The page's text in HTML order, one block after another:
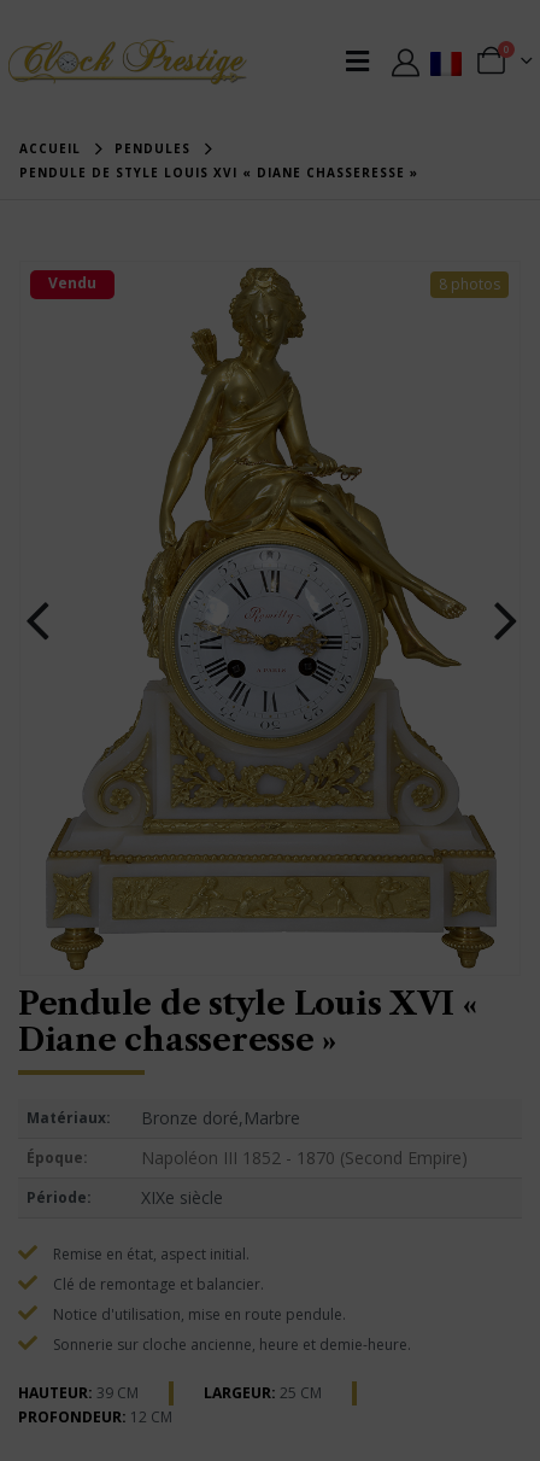
0
ACCUEIL
PENDULES
PENDULE DE STYLE LOUIS XVI « DIANE CHASSERESSE »
8 photos
Vendu
Pendule de style Louis XVI «
Diane chasseresse »
Matériaux: Bronze doré,Marbre
Époque: Napoléon III 1852 - 1870 (Second Empire)
Période: XIXe siècle
Remise en état, aspect initial.
Clé de remontage et balancier.
Notice d'utilisation, mise en route pendule.
Sonnerie sur cloche ancienne, heure et demie-heure.
HAUTEUR: 39 CM LARGEUR: 25 CM
PROFONDEUR: 12 CM